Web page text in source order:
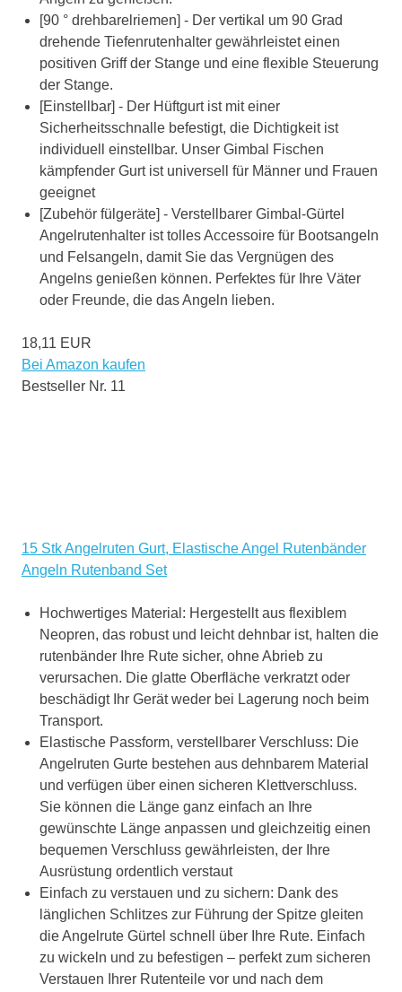
[90 ° drehbarelriemen] - Der vertikal um 90 Grad
drehende Tiefenrutenhalter gewährleistet einen
positiven Griff der Stange und eine flexible Steuerung
der Stange.
[Einstellbar] - Der Hüftgurt ist mit einer
Sicherheitsschnalle befestigt, die Dichtigkeit ist
individuell einstellbar. Unser Gimbal Fischen
kämpfender Gurt ist universell für Männer und Frauen
geeignet
[Zubehör fülgeräte] - Verstellbarer Gimbal-Gürtel
Angelrutenhalter ist tolles Accessoire für Bootsangeln
und Felsangeln, damit Sie das Vergnügen des
Angelns genießen können. Perfektes für Ihre Väter
oder Freunde, die das Angeln lieben.
18,11 EUR
Bei Amazon kaufen
Bestseller Nr. 11
15 Stk Angelruten Gurt, Elastische Angel Rutenbänder
Angeln Rutenband Set
Hochwertiges Material: Hergestellt aus flexiblem
Neopren, das robust und leicht dehnbar ist, halten die
rutenbänder Ihre Rute sicher, ohne Abrieb zu
verursachen. Die glatte Oberfläche verkratzt oder
beschädigt Ihr Gerät weder bei Lagerung noch beim
Transport.
Elastische Passform, verstellbarer Verschluss: Die
Angelruten Gurte bestehen aus dehnbarem Material
und verfügen über einen sicheren Klettverschluss.
Sie können die Länge ganz einfach an Ihre
gewünschte Länge anpassen und gleichzeitig einen
bequemen Verschluss gewährleisten, der Ihre
Ausrüstung ordentlich verstaut
Einfach zu verstauen und zu sichern: Dank des
länglichen Schlitzes zur Führung der Spitze gleiten
die Angelrute Gürtel schnell über Ihre Rute. Einfach
zu wickeln und zu befestigen – perfekt zum sicheren
Verstauen Ihrer Rutenteile vor und nach dem